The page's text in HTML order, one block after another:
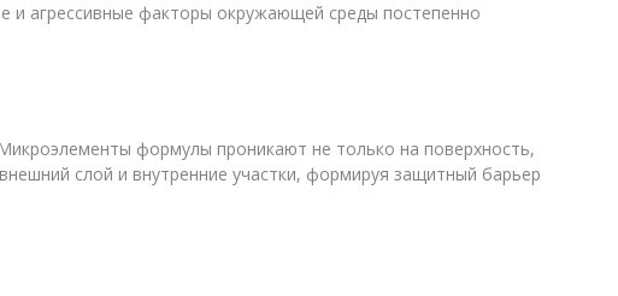
и агрессивные факторы окружающей среды постепенно
формулы проникают не только на поверхность,
слой и внутренние участки, формируя защитный барьер